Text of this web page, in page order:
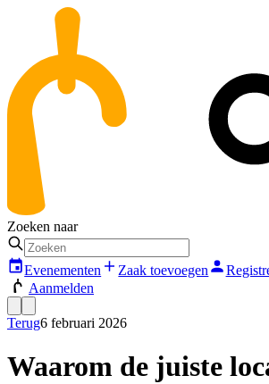
Zoeken naar
Evenementen Zaak toevoegen
Aanmelden
Terug6 februari 2026
Waarom de juiste